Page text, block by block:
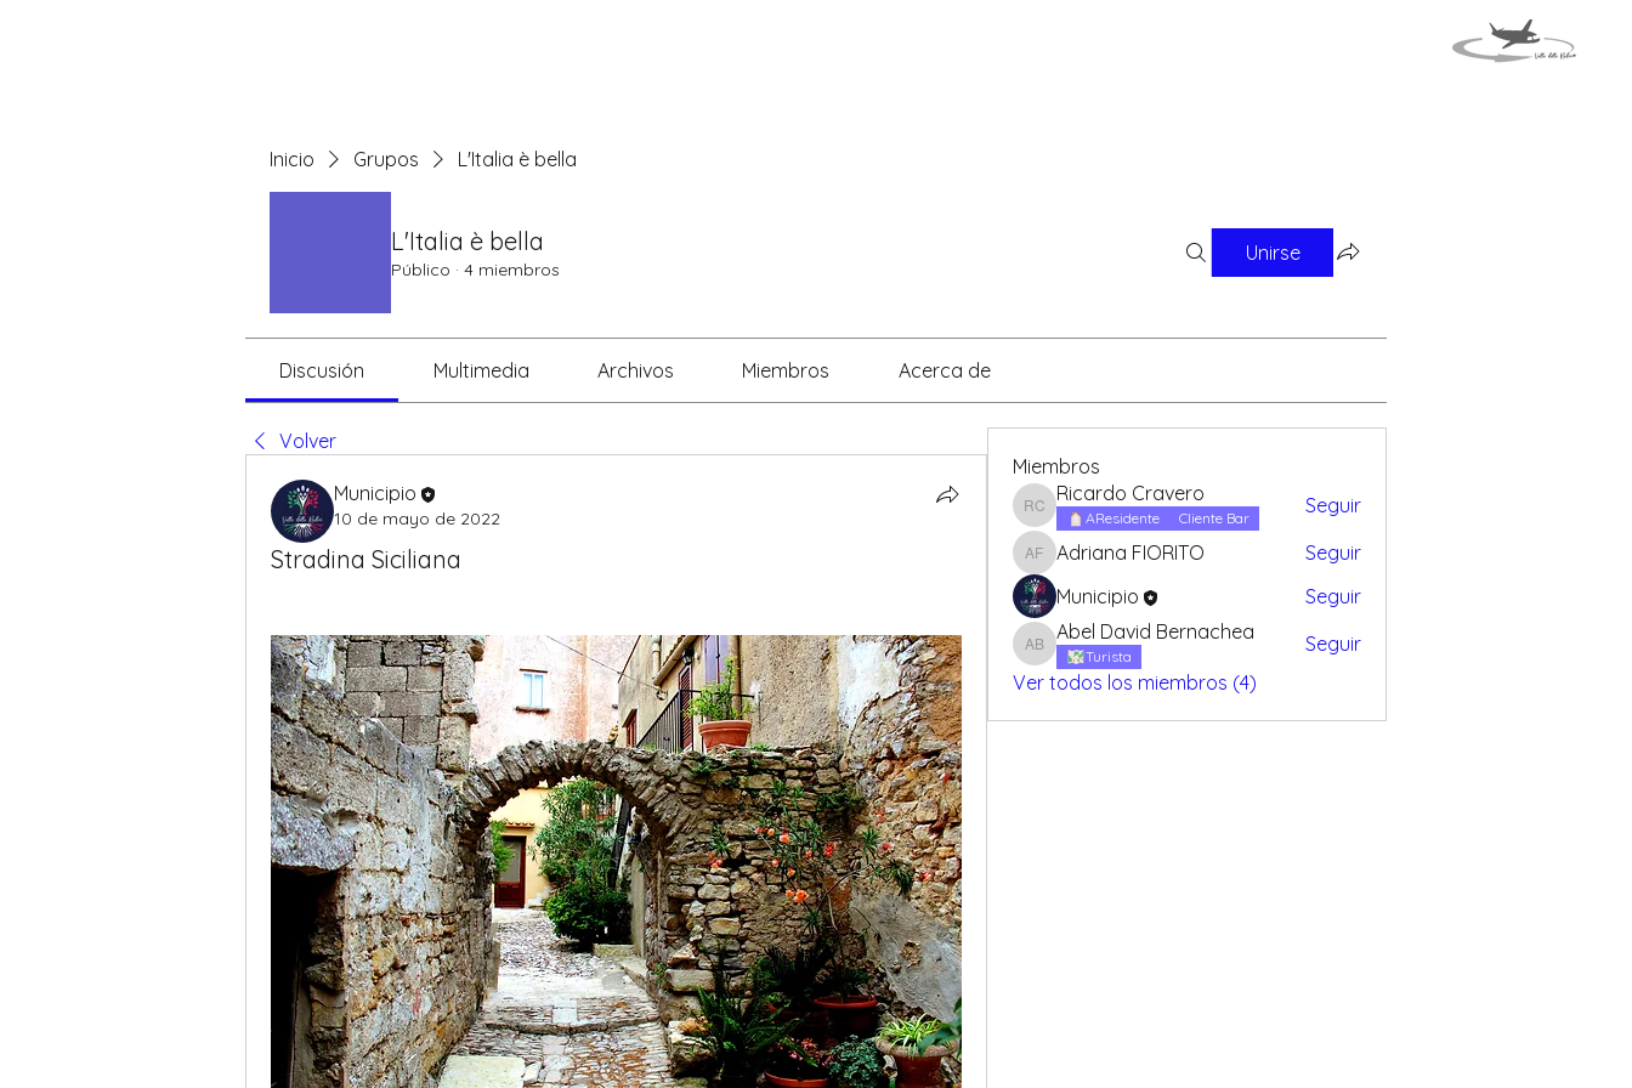
Inicio Grupos L'Italia è bella
L'Italia è bella
Público · 4 miembros
Unirse
Discusión Multimedia Archivos Miembros Acerca de
Volver
Municipio
10 de mayo de 2022
Stradina Siciliana
Miembros
Ricardo Cravero
Ricardo Cravero
AResidente Cliente Bar
Seguir
Adriana FIORITO
Adriana FIORITO
Seguir
Municipio
Seguir
Abel David Bernachea
Abel David Bernachea
Turista
Seguir
Ver todos los miembros (4)